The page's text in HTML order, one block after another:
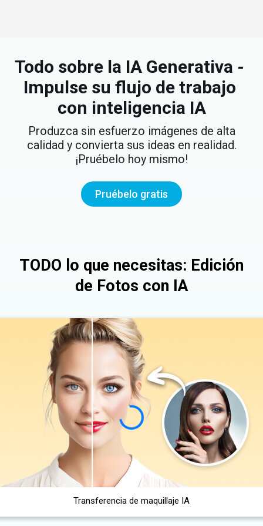
Todo sobre la IA Generativa -
Impulse su flujo de trabajo
con inteligencia IA
Produzca sin esfuerzo imágenes de alta
calidad y convierta sus ideas en realidad.
¡Pruébelo hoy mismo!
Pruébelo gratis
TODO lo que necesitas: Edición
de Fotos con IA
Transferencia de maquillaje IA